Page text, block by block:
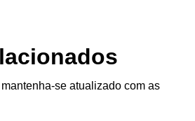
se atualizado com as